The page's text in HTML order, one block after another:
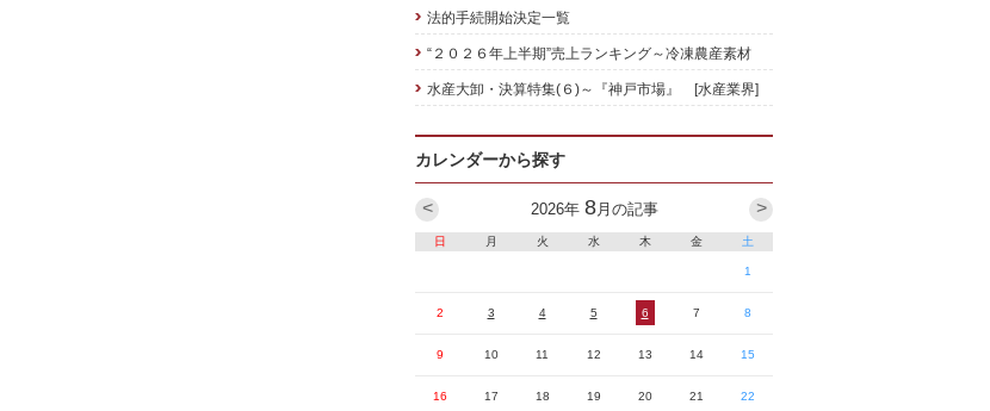
法的手続開始決定一覧
“２０２６年上半期”売上ランキング～冷凍農産素材
水産大卸・決算特集(６)～『神戸市場』 [水産業界]
カレンダーから探す
2026年 8月の記事 >
<
日 月 火 水 木 金 土
1
2 3 4 5 6 7 8
9 10 11 12 13 14 15
16 17 18 19 20 21 22